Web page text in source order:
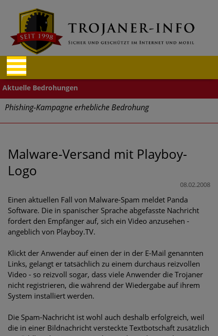
Phishing-Kampagne erhebliche Bedrohung
Identitätsdiebstahl
Exponentiell wachsende Risiken, eine immer
unübersichtlichere Cyber-Bedrohungslage – was CISOs jetzt
Digitale Assets aller Arten im Fokus der aktuellen Cyber-
Bedrohungen
Unternehmen dürfen Bedrohungspotential nicht
unterschätzen
Weiterentwicklung der HTTP-basierten Cyberangriffe lässt
Experten vor Tsunami bei Web-DDoS-Angriffen warnen
Phishing-Trend: Führungskräfte im Visier. Was hilft gegen
Harpoon Whaling?
Malware-Versand mit Playboy-
Logo
08.02.2008
Einen aktuellen Fall von Malware-Spam meldet Panda
Software. Die in spanischer Sprache abgefasste Nachricht
fordert den Empfänger auf, sich ein Video anzusehen -
angeblich von Playboy.TV.
Klickt der Anwender auf einen der in der E-Mail genannten
Links, gelangt er tatsächlich zu einem durchaus reizvollen
Video - so reizvoll sogar, dass viele Anwender die Trojaner
nicht registrieren, die während der Wiedergabe auf ihrem
System installiert werden.
Die Spam-Nachricht ist wohl auch deshalb erfolgreich, weil
die in einer Bildnachricht versteckte Textbotschaft zusätzlich